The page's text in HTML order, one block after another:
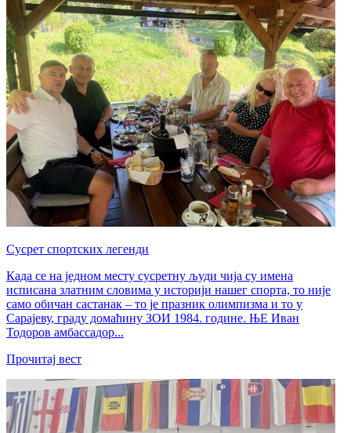
Сусрет спортских легенди
Када се на једном месту сусретну људи чија су имена
исписана златним словима у историји нашег спорта, то није
само обичан састанак – то је празник олимпизма и то у
Сарајеву, граду домаћину ЗОИ 1984. године. ЊЕ Иван
Тодоров амбассадор...
Прочитај вест